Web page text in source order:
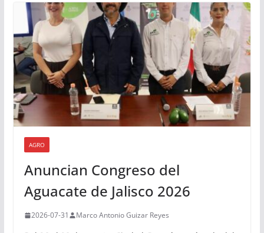
AGRO
Anuncian Congreso del
Aguacate de Jalisco 2026
2026-07-31 Marco Antonio Guizar Reyes